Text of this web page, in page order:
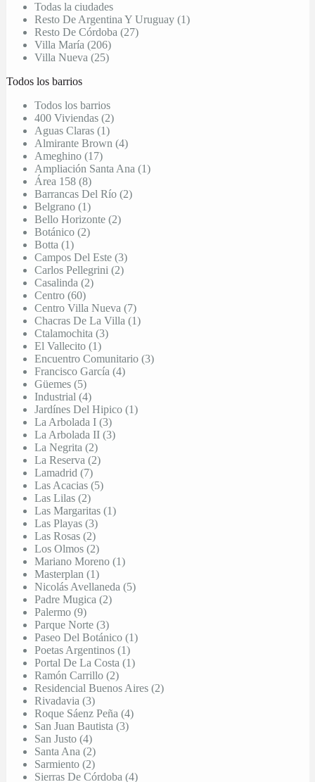
Todas la ciudades
Resto De Argentina Y Uruguay (1)
Resto De Córdoba (27)
Villa María (206)
Villa Nueva (25)
Todos los barrios
Todos los barrios
400 Viviendas (2)
Aguas Claras (1)
Almirante Brown (4)
Ameghino (17)
Ampliación Santa Ana (1)
Área 158 (8)
Barrancas Del Río (2)
Belgrano (1)
Bello Horizonte (2)
Botánico (2)
Botta (1)
Campos Del Este (3)
Carlos Pellegrini (2)
Casalinda (2)
Centro (60)
Centro Villa Nueva (7)
Chacras De La Villa (1)
Ctalamochita (3)
El Vallecito (1)
Encuentro Comunitario (3)
Francisco García (4)
Güemes (5)
Industrial (4)
Jardínes Del Hipico (1)
La Arbolada I (3)
La Arbolada II (3)
La Negrita (2)
La Reserva (2)
Lamadrid (7)
Las Acacias (5)
Las Lilas (2)
Las Margaritas (1)
Las Playas (3)
Las Rosas (2)
Los Olmos (2)
Mariano Moreno (1)
Masterplan (1)
Nicolás Avellaneda (5)
Padre Mugica (2)
Palermo (9)
Parque Norte (3)
Paseo Del Botánico (1)
Poetas Argentinos (1)
Portal De La Costa (1)
Ramón Carrillo (2)
Residencial Buenos Aires (2)
Rivadavia (3)
Roque Sáenz Peña (4)
San Juan Bautista (3)
San Justo (4)
Santa Ana (2)
Sarmiento (2)
Sierras De Córdoba (4)